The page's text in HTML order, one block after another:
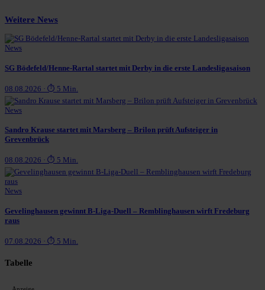
Weitere News
News
SG Bödefeld/Henne-Rartal startet mit Derby in die erste Landesligasaison
08.08.2026 · ⏱ 5 Min.
News
Sandro Krause startet mit Marsberg – Brilon prüft Aufsteiger in
Grevenbrück
08.08.2026 · ⏱ 5 Min.
News
Gevelinghausen gewinnt B-Liga-Duell – Remblinghausen wirft Fredeburg
raus
07.08.2026 · ⏱ 5 Min.
Tabelle